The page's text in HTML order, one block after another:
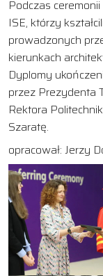
Podczas
ISE, którzy
prowadzonych
kierunkach
Dyplomy
przez Prezydenta
Rektora
Szaratę.
opracował: Jerzy